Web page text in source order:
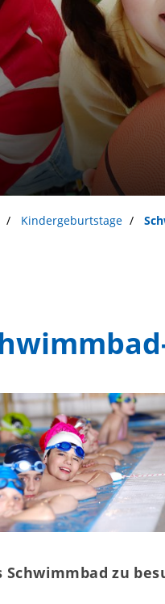
Kindergeburtstage
Schwimmbad zu
Unser Verein
Öffnungszeiten
Das sind wir
News